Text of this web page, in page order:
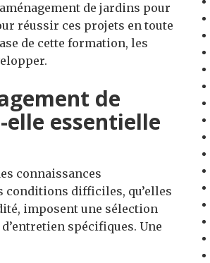
de jardins pour
réussir ces projets en toute
de cette formation, les
de
essentielle
connaissances
conditions difficiles, qu’elles
imposent une sélection
spécifiques. Une